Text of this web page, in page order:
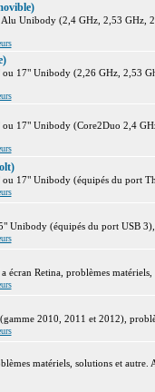
Unibody (2,4 GHz, 2,53 GHz,
17" Unibody (2,26 GHz, 2,53
17" Unibody (Core2Duo 2,4
17" Unibody (équipés du port
Unibody (équipés du port USB
écran Retina, problèmes matériels,
2010, 2011 et 2012),
matériels, solutions et